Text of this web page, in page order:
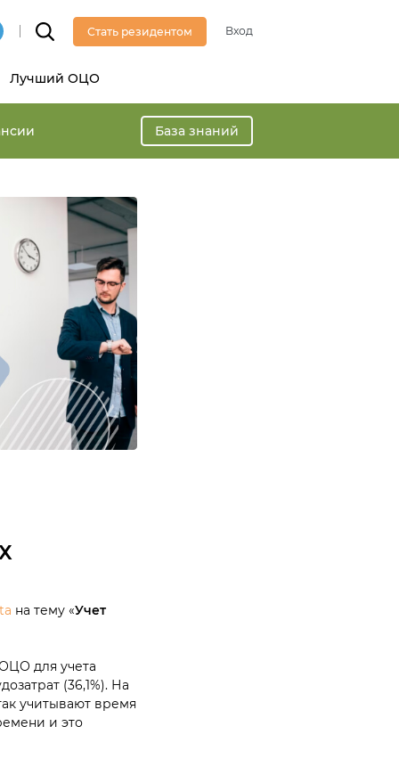
Стать резидентом Вход
Лучший ОЦО
База знаний
на тему «Учет
для учета
(36,1%). На
учитывают время
и это